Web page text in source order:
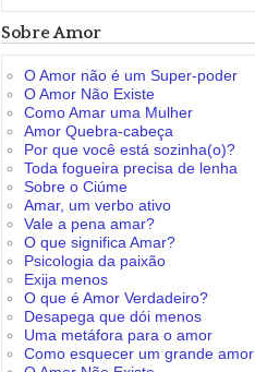
Sobre Amor
O Amor não é um Super-poder
O Amor Não Existe
Como Amar uma Mulher
Amor Quebra-cabeça
Por que você está sozinha(o)?
Toda fogueira precisa de lenha
Sobre o Ciúme
Amar, um verbo ativo
Vale a pena amar?
O que significa Amar?
Psicologia da paixão
Exija menos
O que é Amor Verdadeiro?
Desapega que dói menos
Uma metáfora para o amor
Como esquecer um grande amor